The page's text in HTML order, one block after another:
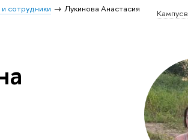
Кампус в
сотрудники
Лукинова Анастасия